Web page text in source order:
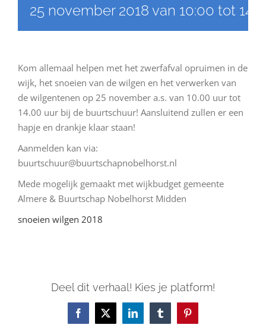
25 november 2018 van 10:00 tot
Kom allemaal helpen met het zwerfafval opruimen in de
wijk, het snoeien van de wilgen en het verwerken van
de wilgentenen op 25 november a.s. van 10.00 uur tot
14.00 uur bij de buurtschuur! Aansluitend zullen er een
hapje en drankje klaar staan!
Aanmelden kan via:
buurtschuur@buurtschapnobelhorst.nl
Mede mogelijk gemaakt met wijkbudget gemeente
Almere & Buurtschap Nobelhorst Midden
snoeien wilgen 2018
Deel dit verhaal! Kies je platform!
Facebook
X LinkedInTumblrPinterest